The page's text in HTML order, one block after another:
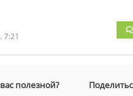
7:21
полезной?